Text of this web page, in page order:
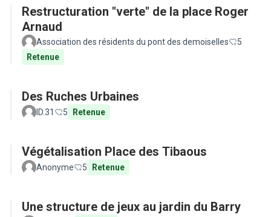
Restructuration "verte" de la place Roger
Arnaud
Association des résidents du pont des demoiselles
5
Retenue
Des Ruches Urbaines
ID.31 5 Retenue
Végétalisation Place des Tibaous
Anonyme 5 Retenue
Une structure de jeux au jardin du Barry